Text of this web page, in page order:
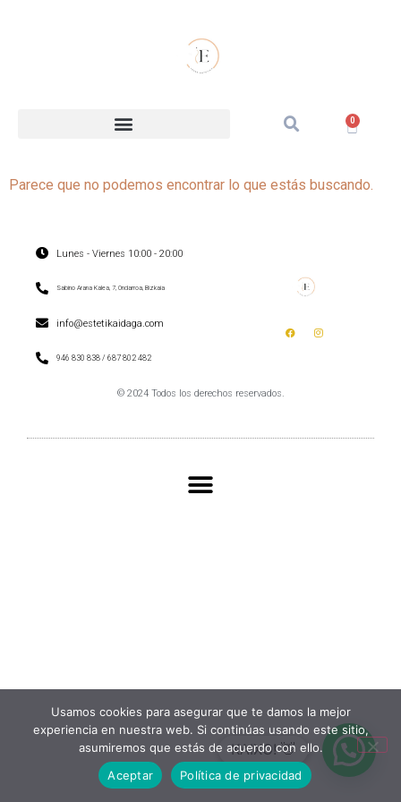
0
Parece que no podemos encontrar lo que estás buscando.
Lunes - Viernes 10:00 - 20:00
Sabino Arana Kalea, 7, Ondarroa, Bizkaia
info@estetikaidaga.com
946 830 838 / 687 802 482
© 2024 Todos los derechos reservados.
KAIXO! 👋
Usamos cookies para asegurar que te damos la mejor
experiencia en nuestra web. Si continúas usando este sitio,
asumiremos que estás de acuerdo con ello.
Aceptar
Política de privacidad